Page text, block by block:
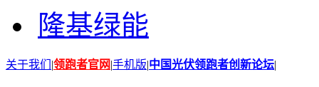
隆基绿能
关于我们 |领跑者官网|手机版|中国光伏领跑者创新论坛|